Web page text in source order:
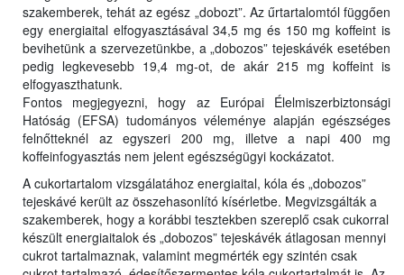
szakemberek, tehát az egész „dobozt”. Az űrtartalomtól függően
egy energiaital elfogyasztásával 34,5 mg és 150 mg koffeint is
bevihetünk a szervezetünkbe, a „dobozos” tejeskávék esetében
pedig legkevesebb 19,4 mg-ot, de akár 215 mg koffeint is
elfogyaszthatunk.
Fontos megjegyezni, hogy az Európai Élelmiszerbiztonsági
Hatóság (EFSA) tudományos véleménye alapján egészséges
felnőtteknél az egyszeri 200 mg, illetve a napi 400 mg
koffeinfogyasztás nem jelent egészségügyi kockázatot.
A cukortartalom vizsgálatához energiaital, kóla és „dobozos”
tejeskávé került az összehasonlító kísérletbe. Megvizsgálták a
szakemberek, hogy a korábbi tesztekben szereplő csak cukorral
készült energiaitalok és „dobozos” tejeskávék átlagosan mennyi
cukrot tartalmaznak, valamint megmérték egy szintén csak